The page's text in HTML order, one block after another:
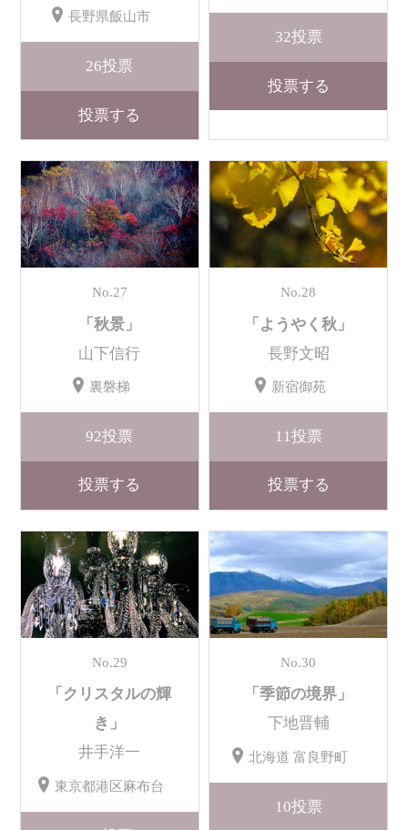
長野県飯山市
26投票
投票する
32投票
投票する
No.27
「秋景」
山下信行
裏磐梯
92投票
投票する
No.28
「ようやく秋」
長野文昭
新宿御苑
11投票
投票する
No.29
「クリスタルの輝
き」
井手洋一
東京都港区麻布台
No.30
「季節の境界」
下地晋輔
北海道 富良野町
10投票